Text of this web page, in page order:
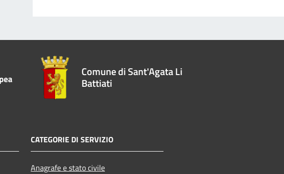
Comune di Sant'Agata Li
Battiati
CATEGORIE DI SERVIZIO
Anagrafe e stato civile